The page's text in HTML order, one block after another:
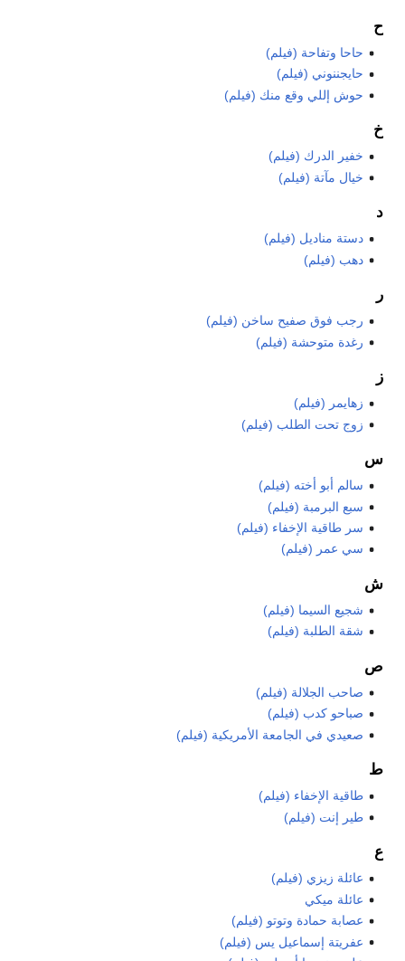
ح
حاحا وتفاحة (فيلم)
حايجننوني (فيلم)
حوش إللي وقع منك (فيلم)
خ
خفير الدرك (فيلم)
خيال مآتة (فيلم)
د
دستة مناديل (فيلم)
دهب (فيلم)
ر
رجب فوق صفيح ساخن (فيلم)
رغدة متوحشة (فيلم)
ز
زهايمر (فيلم)
زوج تحت الطلب (فيلم)
س
سالم أبو أخته (فيلم)
سبع البرمبة (فيلم)
سر طاقية الإخفاء (فيلم)
سي عمر (فيلم)
ش
شجيع السيما (فيلم)
شقة الطلبة (فيلم)
ص
صاحب الجلالة (فيلم)
صباحو كدب (فيلم)
صعيدي في الجامعة الأمريكية (فيلم)
ط
طاقية الإخفاء (فيلم)
طير إنت (فيلم)
ع
عائلة زيزي (فيلم)
عائلة ميكي
عصابة حمادة وتوتو (فيلم)
عفريتة إسماعيل يس (فيلم)